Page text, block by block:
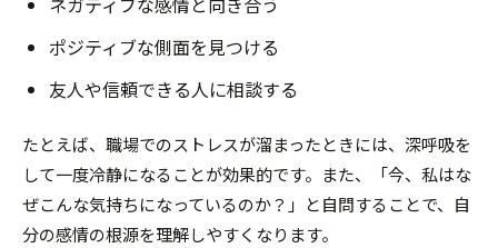
ポジティブな側面を見つける
友人や信頼できる人に相談する
たとえば、職場でのストレスが溜まったときには、深呼吸を
して一度冷静になることが効果的です。また、「今、私はな
ぜこんな気持ちになっているのか？」と自問することで、自
分の感情の根源を理解しやすくなります。